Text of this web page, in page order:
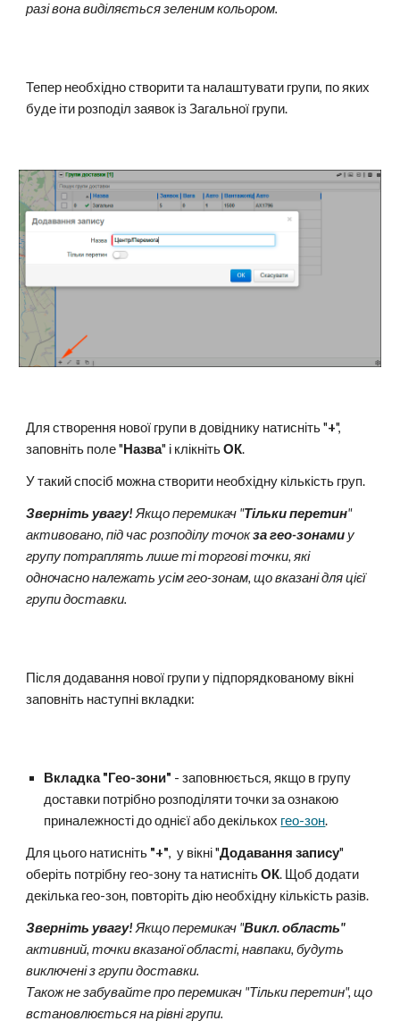
разі вона виділяється зеленим кольором.
Тепер необхідно створити та налаштувати групи, по яких
буде іти розподіл заявок із Загальної групи.
Для створення нової групи в довіднику натисніть "+",
заповніть поле "Назва" і клікнітьОК.
У такий спосіб можна створити необхідну кількість груп.
Зверніть увагу! Якщо перемикач "Тільки перетин"
активовано, під час розподілу точокза гео-зонами у
групу потраплять лише ті торгові точки, які
одночасно належать усім гео-зонам, що вказані для цієї
групи доставки.
Після додавання нової групи у підпорядкованому вікні
заповніть наступні вкладки:
Вкладка "Гео-зони" - заповнюється, якщо в групу
доставки потрібно розподіляти точки за ознакою
приналежності до однієї або декількох гео-зон.
Для цього натисніть "+", у вікні "Додавання запису"
оберіть потрібну гео-зону та натиснітьОК. Щоб додати
декілька гео-зон, повторіть дію необхідну кількість разів.
Зверніть увагу! Якщо перемикач "Викл. область"
активний, точки вказаної області, навпаки, будуть
виключені з групи доставки.
Також не забувайте про перемикач "Тільки перетин", що
встановлюється на рівні групи.